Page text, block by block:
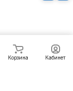
Корзина Кабинет